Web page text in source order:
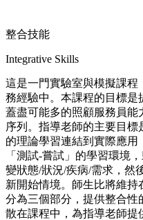
整合技能
Integrative Skills
這是一門實驗室與模擬課
務經驗中。本課程的目標是
蓋盡可能多的照顧服務員能
序列。指導老師的主要目標
的理論學習連結到實際應
「測試-嘗試」的學習環境
變狀態/狀況/疾病/需求，然
新開始情境。師生比將維持
分為三個部分，提供整合性
散在課程中，為指導老師